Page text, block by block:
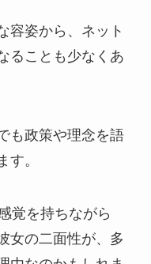
容姿から、ネット
ることも少なくあ
も政策や理念を語
す。
覚を持ちながら
女の二面性が、多